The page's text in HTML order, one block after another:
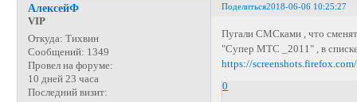
Поделиться2018-06-06 10:25:27
АлексейФ
VIP
Откуда: Тихвин
Сообщений: 1349
Провел на форуме:
10 дней 23 часа
Последний визит:
Пугали СМСками , что
"Супер МТС _2011" , в списке
https://
0